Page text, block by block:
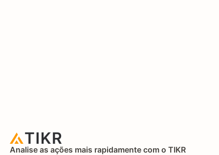
Analise as ações mais rapidamente com o TIKR